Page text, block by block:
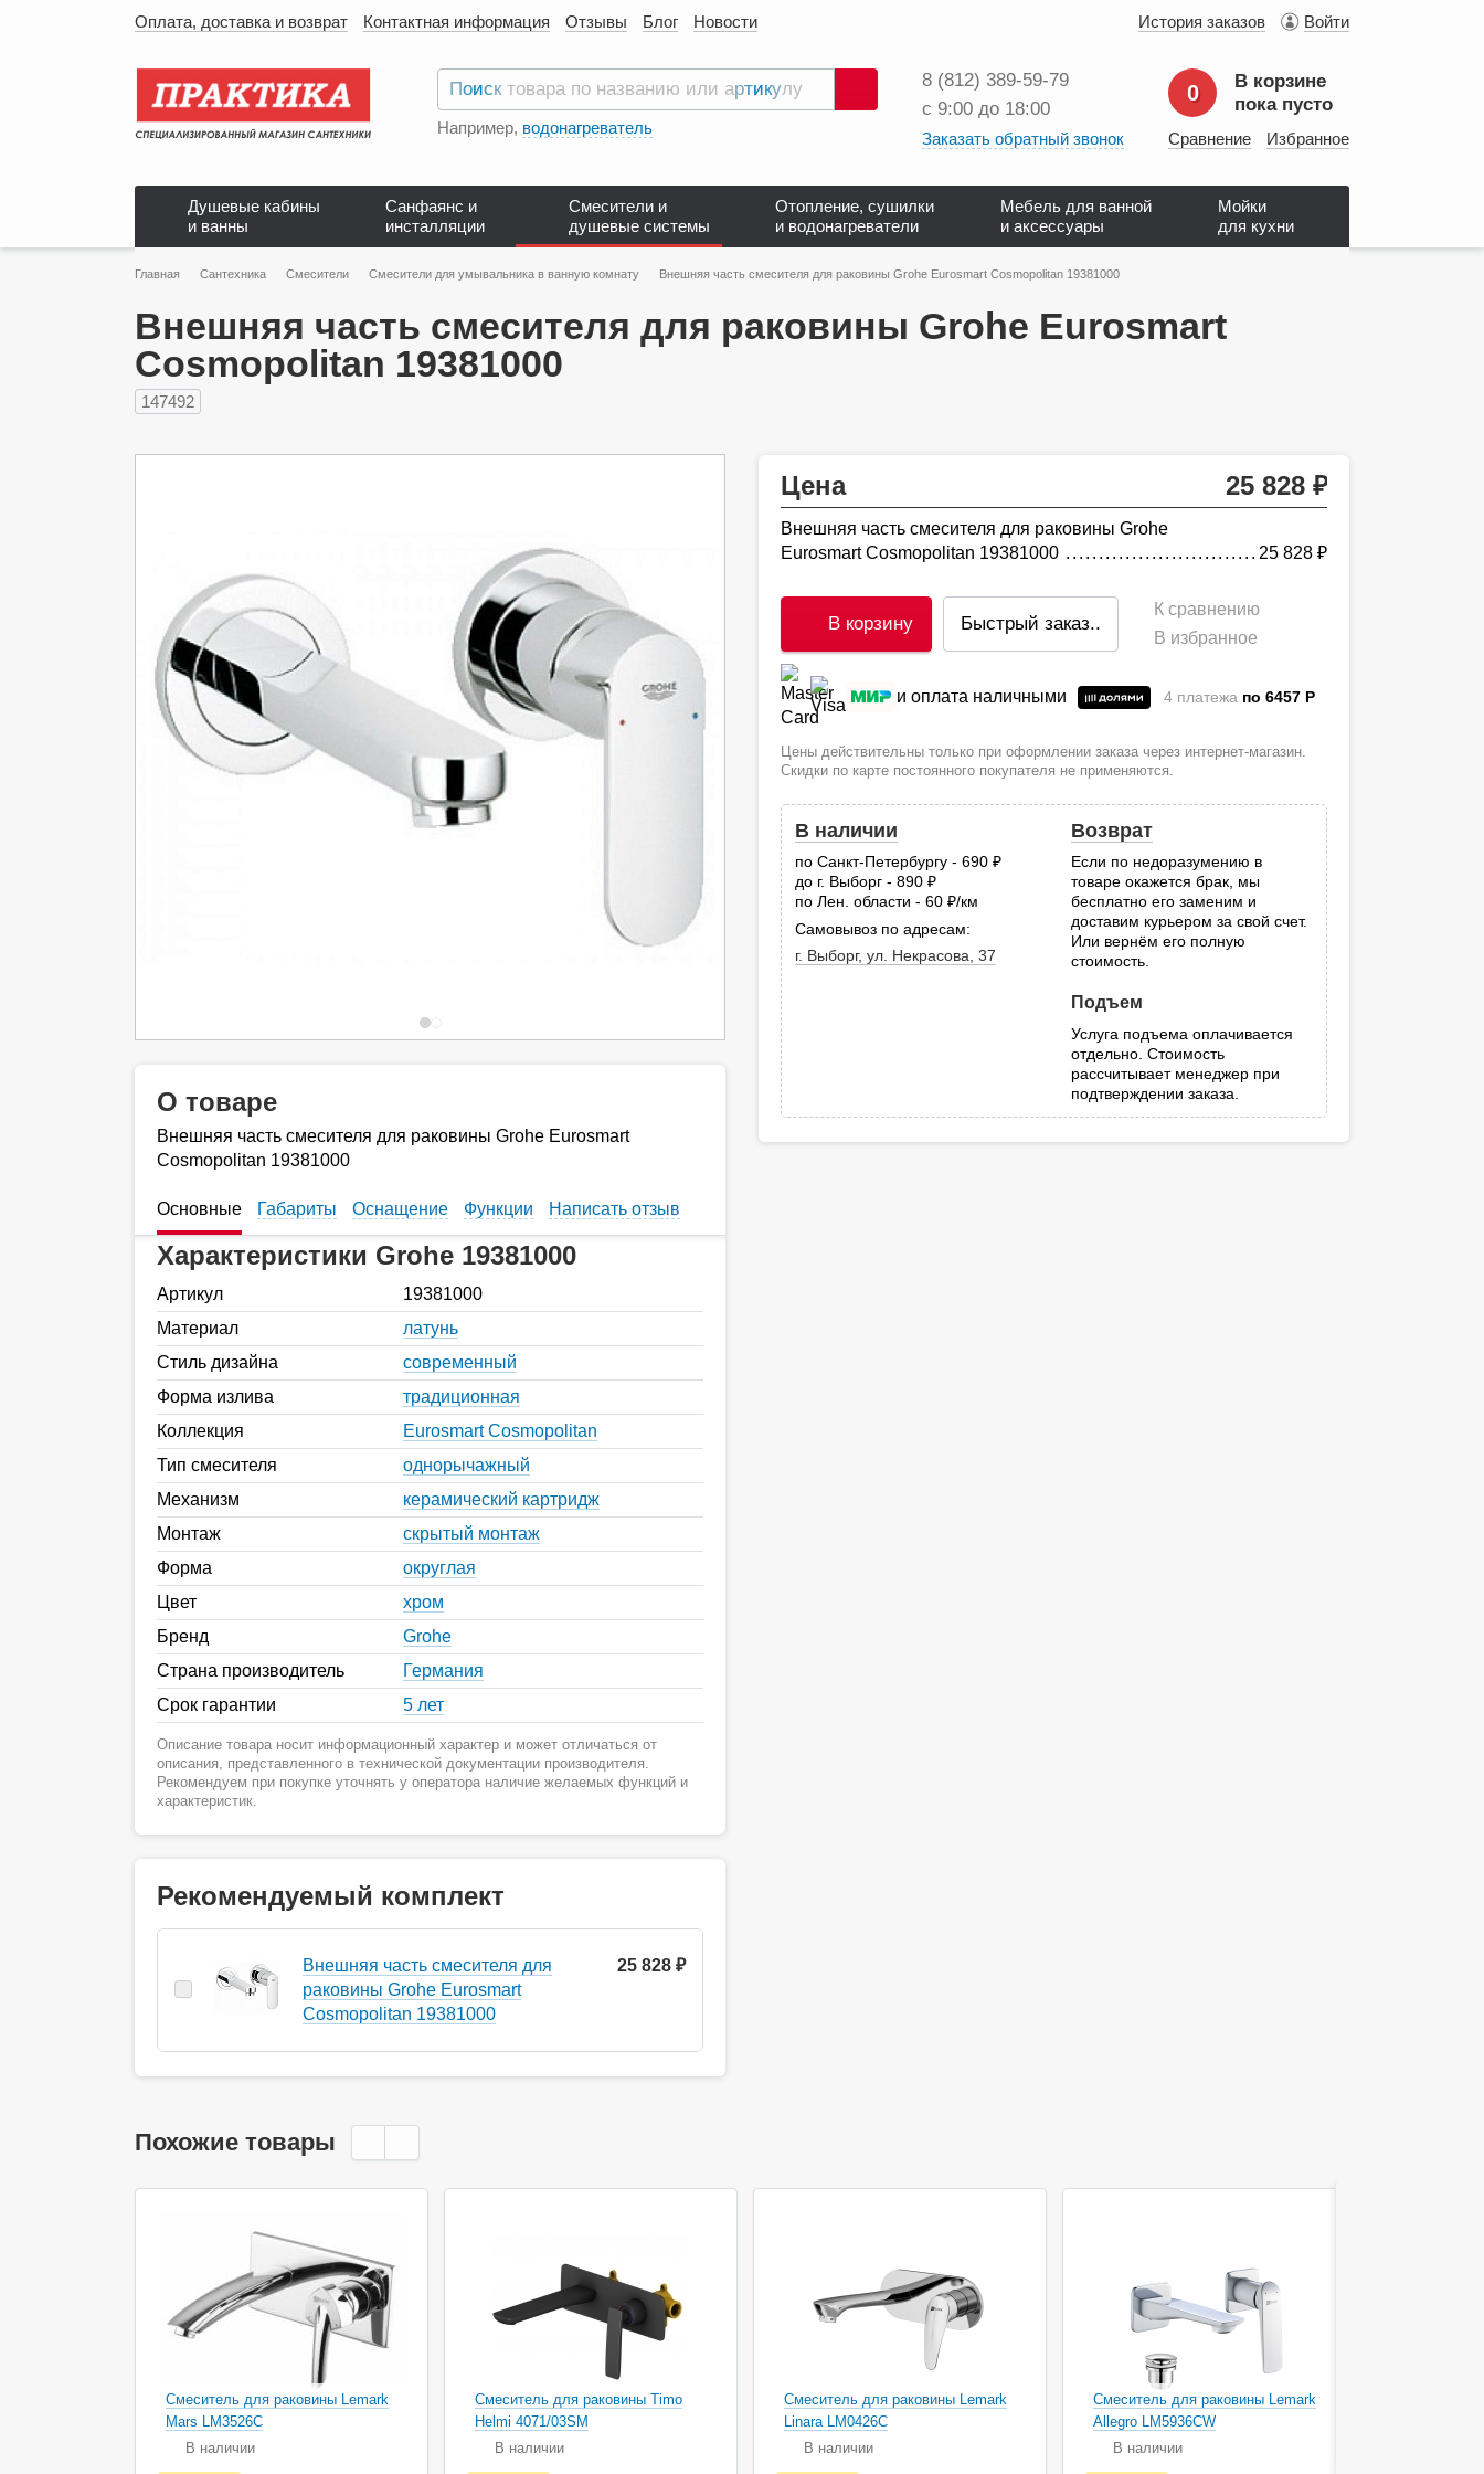
Оплата, доставка и возврат Контактная информация Отзывы Блог Новости История заказов Войти
Поиск
Например, водонагреватель
8 (812) 389‑59‑79
с 9:00 до 18:00
Заказать обратный звонок
0
В корзине
пока пусто
Сравнение Избранное
Душевые кабины
и ванны
Санфаянс и
инсталляции
Смесители и
душевые системы
Отопление, сушилки
и водонагреватели
Мебель для ванной
и аксессуары
Мойки
для кухни
Главная Сантехника Смесители Смесители для умывальника в ванную комнату Внешняя часть смесителя для раковины Grohe Eurosmart Cosmopolitan 19381000
Внешняя часть смесителя для раковины Grohe Eurosmart
Cosmopolitan 19381000
147492
Цена 25 828
Внешняя часть смесителя для раковины Grohe
Eurosmart Cosmopolitan 19381000
25 828
В корзину Быстрый заказ..
К сравнению
В избранное
и оплата наличными 4 платежа по 6457 P
Цены действительны только при оформлении заказа через интернет-магазин.
Скидки по карте постоянного покупателя не применяются.
В наличии
по Санкт-Петербургу - 690
до г. Выборг - 890
по Лен. области - 60
руб.
/км
Самовывоз по адресам:
г. Выборг, ул. Некрасова, 37
Возврат
Если по недоразумению в
товаре окажется брак, мы
бесплатно его заменим и
доставим курьером за свой счет.
Или вернём его полную
стоимость.
Подъем
Услуга подъема оплачивается
отдельно. Стоимость
рассчитывает менеджер при
подтверждении заказа.
О товаре
Внешняя часть смесителя для раковины Grohe Eurosmart
Cosmopolitan 19381000
Основные Габариты Оснащение Функции Написать отзыв
Характеристики Grohe 19381000
Артикул
19381000
Материал
латунь
Стиль дизайна
современный
Форма излива
традиционная
Коллекция
Eurosmart Cosmopolitan
Тип смесителя
однорычажный
Механизм
керамический картридж
Монтаж
скрытый монтаж
Форма
округлая
Цвет
хром
Бренд
Grohe
Страна производитель
Германия
Срок гарантии
5 лет
Описание товара носит информационный характер и может отличаться от
описания, представленного в технической документации производителя.
Рекомендуем при покупке уточнять у оператора наличие желаемых функций и
характеристик.
Рекомендуемый комплект
Внешняя часть смесителя для
раковины Grohe Eurosmart
Cosmopolitan 19381000
25 828 ₽
Похожие товары
Смеситель для раковины Lemark
Mars LM3526C
В наличии
Смеситель для раковины Timo
Helmi 4071/03SM
В наличии
Смеситель для раковины Lemark
Linara LM0426C
В наличии
Смеситель для раковины Lemark
Allegro LM5936CW
В наличии